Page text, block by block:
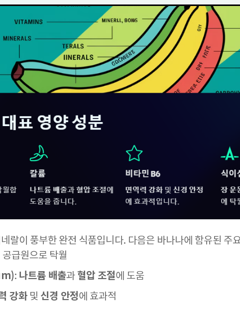
랄이 풍부한 완전 식품입니다. 다음은 바나나에 함유된 주
공급원으로 탁월
: 나트륨 배출과 혈압 조절에 도움
강화 및 신경 안정에 효과적